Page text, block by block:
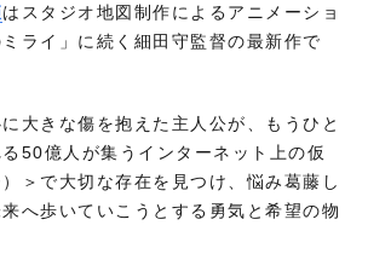
はスタジオ地図制作によるアニメーショ
ライ」に続く細田守監督の最新作で
大きな傷を抱えた主人公が、もうひと
50億人が集うインターネット上の仮
＞で大切な存在を見つけ、悩み葛藤し
へ歩いていこうとする勇気と希望の物